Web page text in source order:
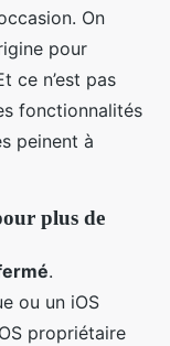
On
pour
ce n’est pas
fonctionnalités
peinent à
plus de
.
ou un iOS
propriétaire